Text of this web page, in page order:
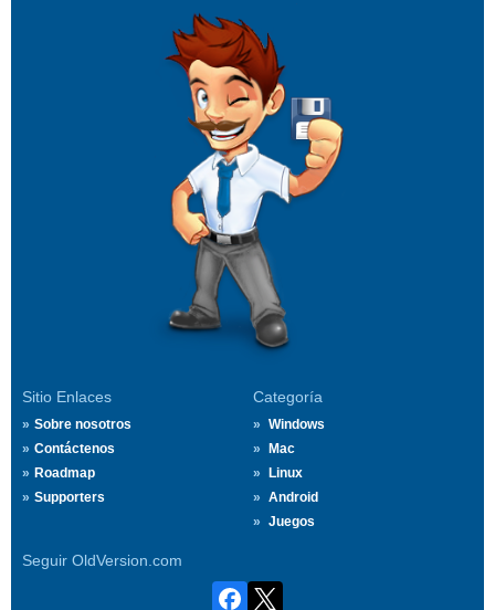
Sitio Enlaces
Sobre nosotros
Contáctenos
Roadmap
Supporters
Categoría
Windows
Mac
Linux
Android
Juegos
Seguir OldVersion.com